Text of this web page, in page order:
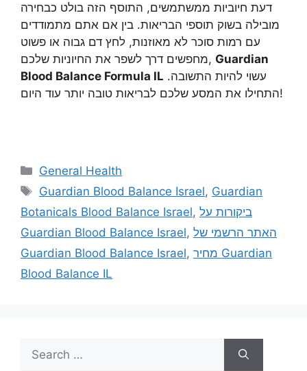
דעת חיוביות ממשתמשים, התוסף הזה בולט כבחירה
מובילה בשוק תוספי הבריאות. בין אם אתם מתמודדים
עם רמות סוכר לא מאוזנות, לחץ דם גבוה או פשוט
מחפשים דרך לשפר את החיוניות שלכם, Guardian
Blood Balance Formula IL
התחילו את המסע שלכם לבריאות טובה יותר עוד היום!
Categories
General Health
Tags
Guardian Blood Balance Israel, Guardian
Botanicals Blood Balance Israel, ביקורות על
Guardian Blood Balance Israel, האתר הרשמי של
Guardian Blood Balance Israel, מחיר Guardian
Blood Balance IL
for: